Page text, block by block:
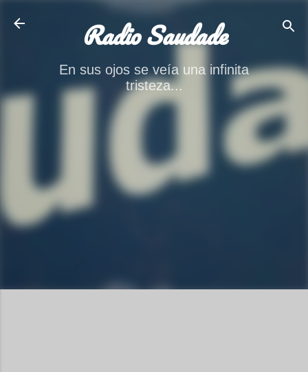
Radio Saudade
En sus ojos se veía una infinita
tristeza...